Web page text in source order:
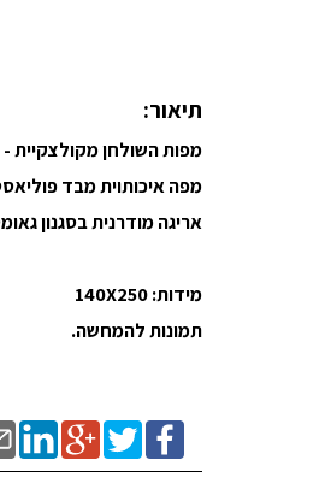
תיאור:
מפות השולחן מקולצקיית -
מפה איכותוית מבד
אריגה מודרנית בסגנון
מידות: 140X250
תמונות להמחשה.